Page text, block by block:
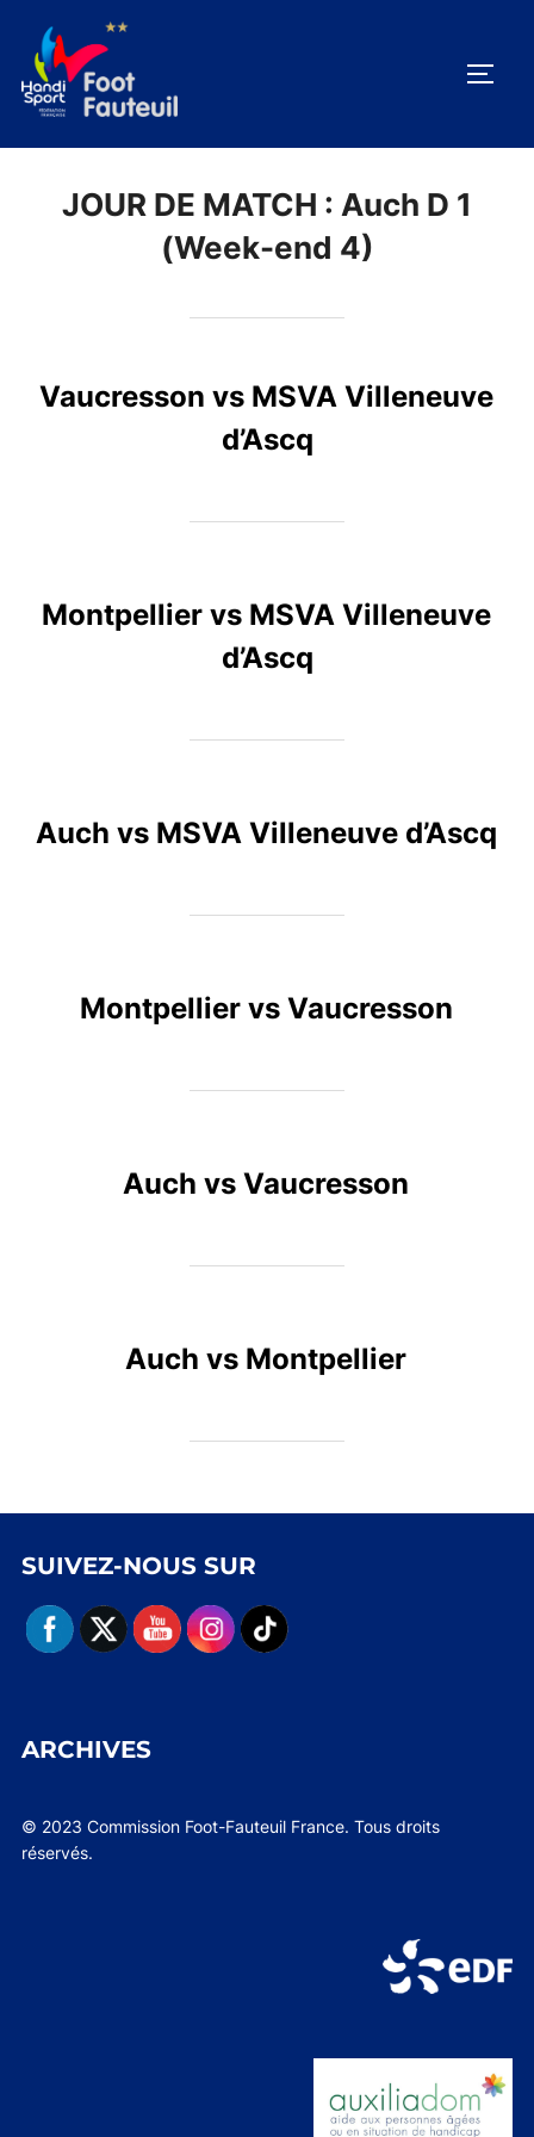
contenu
JOUR DE MATCH : Auch D 1
(Week-end 4)
Vaucresson vs MSVA Villeneuve
d’Ascq
Montpellier vs MSVA Villeneuve
d’Ascq
Auch vs MSVA Villeneuve d’Ascq
Montpellier vs Vaucresson
Auch vs Vaucresson
Auch vs Montpellier
SUIVEZ-NOUS SUR
ARCHIVES
© 2023 Commission Foot-Fauteuil France. Tous droits
réservés.